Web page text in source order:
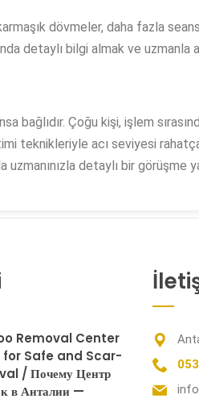
dövmeler, daha fazla
detaylı bilgi almak ve uzmanla
Çoğu kişi, işlem
teknikleriyle acı seviyesi
detaylı bir görüşme
Removal Center
Safe and Scar-
/ Почему Центр
в Анталии —